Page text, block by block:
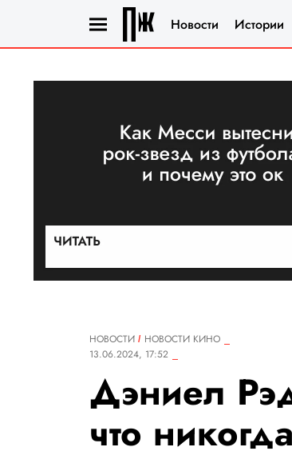
Новости Истории
НОВОСТИ
НОВОСТИ КИНО
13.06.2024, 17:52
Дэниел
что